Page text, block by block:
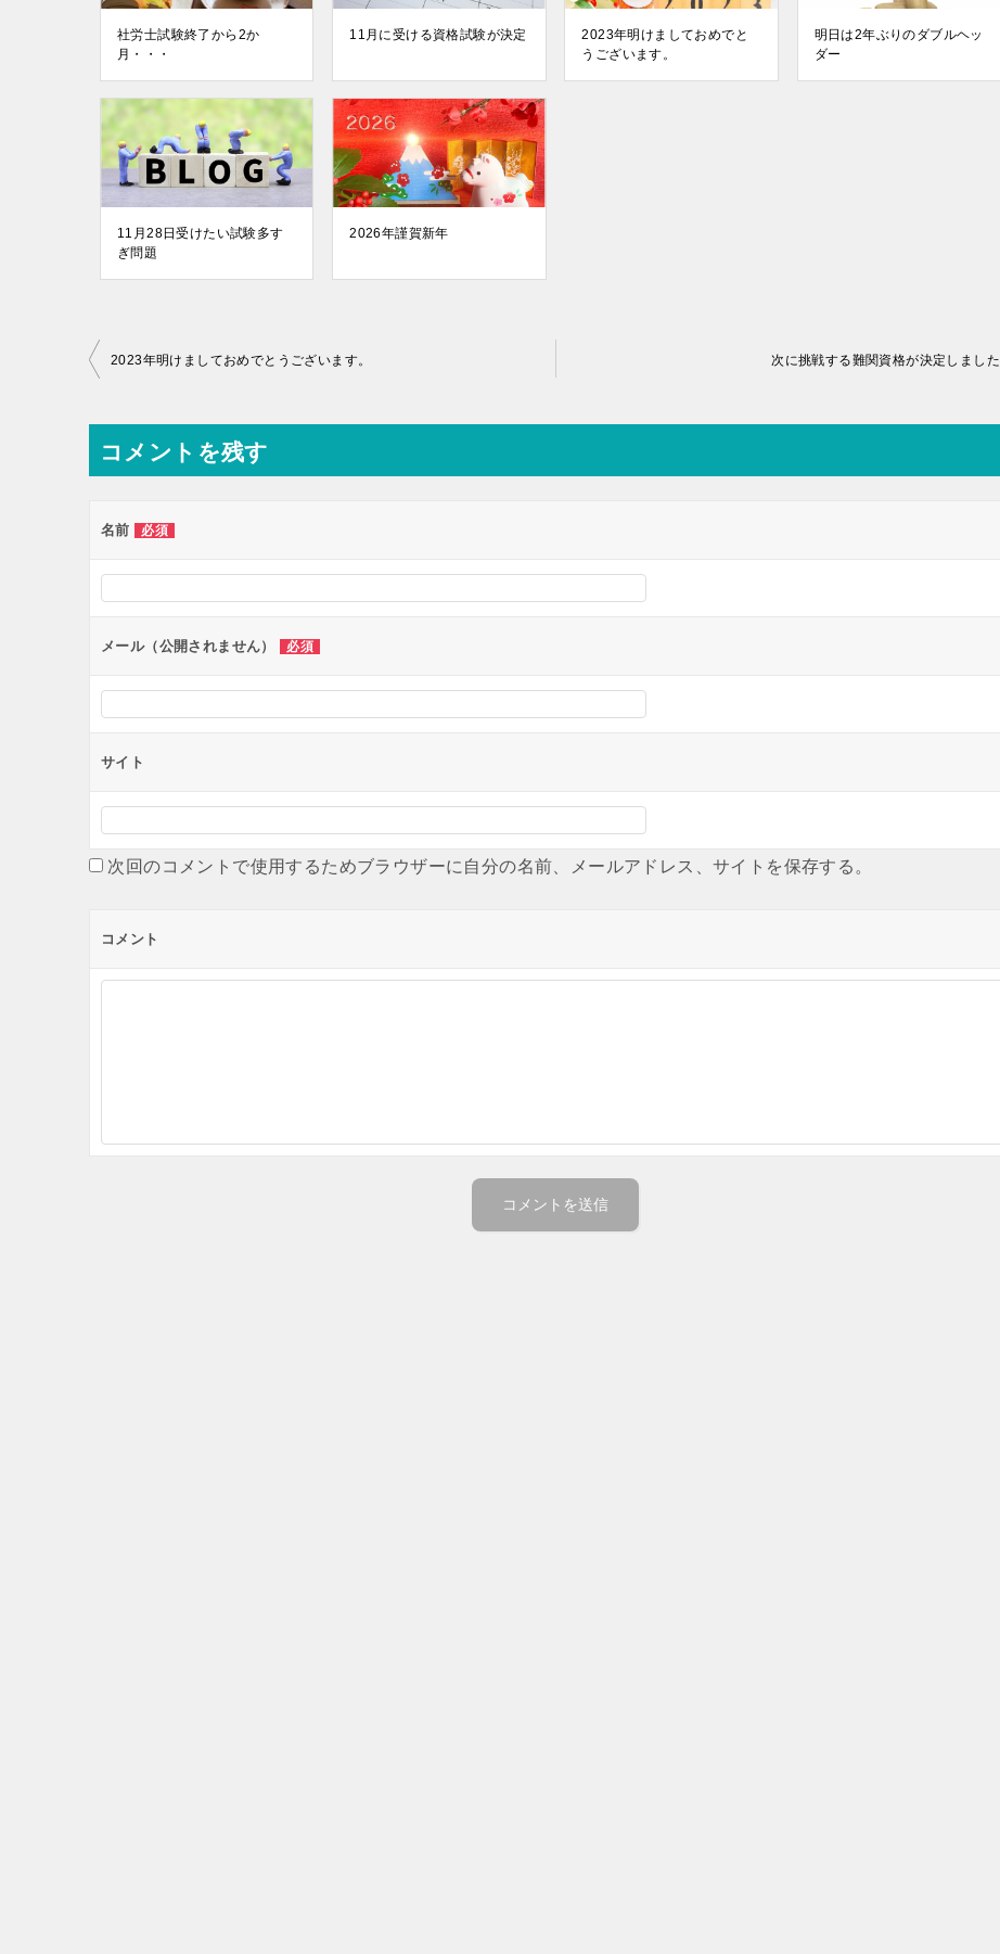
社労士試験終了から2か
月・・・
11月に受ける資格試験が決定
2023年明けましておめでと
うございます。
明日は2年ぶりのダブルヘッ
ダー
11月28日受けたい試験多す
ぎ問題
2026年謹賀新年
投
ナ
ビ
ー
ョ
ン
2023年明けましておめでとうございます。 次に挑戦する難関資格が決定しました
コメントを残す
名前 必須
メール（公開されません） 必須
サイト
次回のコメントで使用するためブラウザーに自分の名前、メールアドレス、サイトを保存する。
コメント